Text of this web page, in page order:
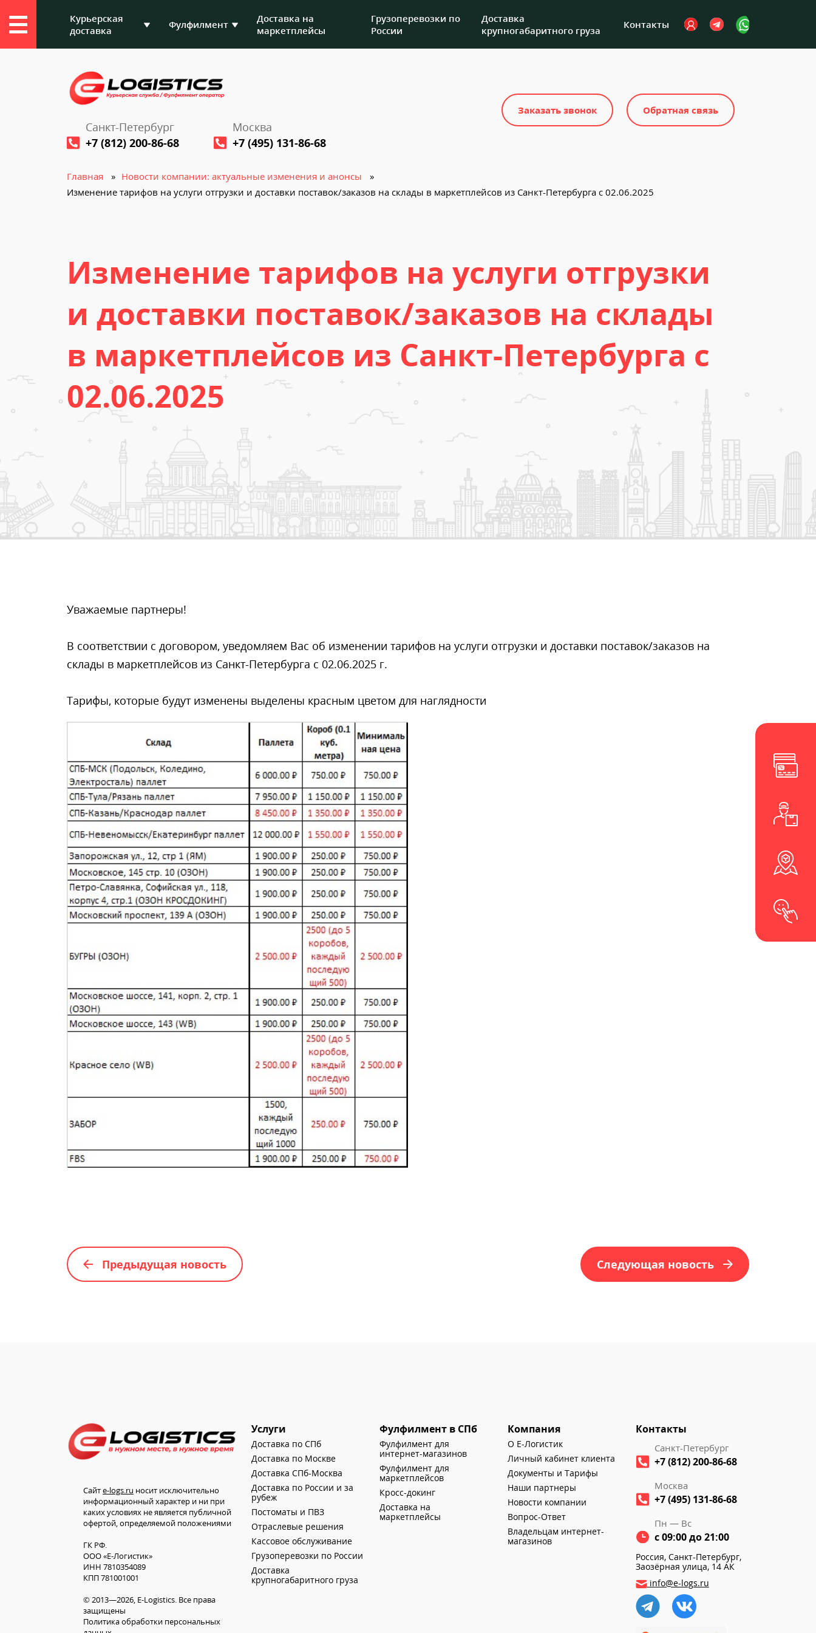
Курьерская
доставка
Фулфилмент
Доставка на
маркетплейсы
Грузоперевозки по
России
Доставка
крупногабаритного груза
Контакты Личный кабинет
Санкт-Петербург
+7 (812) 200-86-68
Москва
+7 (495) 131-86-68
Заказать звонок Обратная связь
Главная
Новости компании: актуальные изменения и анонсы
Изменение тарифов на услуги отгрузки и доставки поставок/заказов на склады в маркетплейсов из Санкт-Петербурга с 02.06.2025
Изменение тарифов на услуги отгрузки
и доставки поставок/заказов на склады
в маркетплейсов из Санкт-Петербурга с
02.06.2025
Уважаемые партнеры!
В соответствии с договором, уведомляем Вас об изменении тарифов на услуги отгрузки и доставки поставок/заказов на
склады в маркетплейсов из Санкт-Петербурга с 02.06.2025 г.
Тарифы, которые будут изменены выделены красным цветом для наглядности
Предыдущая новость Следующая новость
Сайтe-logs.ru носит исключительно
информационный характер и ни при
каких условиях не является публичной
офертой, определяемой положениями
ГК РФ.
ООО «Е-Логистик»
ИНН 7810354089
КПП 781001001
© 2013—2026, E-Logistics. Все права
защищены
Политика обработки персональных
Услуги
Доставка по СПб
Доставка по Москве
Доставка СПб-Москва
Доставка по России и за
рубеж
Постоматы и ПВЗ
Отраслевые решения
Кассовое обслуживание
Грузоперевозки по России
Доставка
крупногабаритного груза
Фулфилмент в СПб
Фулфилмент для
интернет-магазинов
Фулфилмент для
маркетплейсов
Кросс-докинг
Доставка на
маркетплейсы
Компания
О Е-Логистик
Личный кабинет клиента
Документы и Тарифы
Наши партнеры
Новости компании
Вопрос-Ответ
Владельцам интернет-
магазинов
Контакты
Санкт-Петербург
+7 (812) 200-86-68
Москва
+7 (495) 131-86-68
Пн — Вс
с 09:00 до 21:00
Россия, Санкт-Петербург,
Заозёрная улица, 14 АК
info@e-logs.ru
Ссылка на телеграм
Ссылка на VK